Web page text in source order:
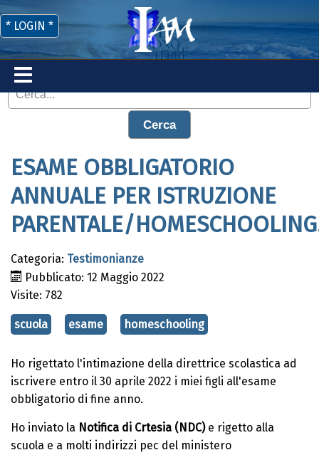
Cerca
* LOGIN *
ESAME OBBLIGATORIO
ANNUALE PER ISTRUZIONE
PARENTALE/
Categoria: Testimonianze
Pubblicato: 12 Maggio 2022
Visite: 782
scuola esame homeschooling
Ho rigettato l'intimazione della direttrice scolastica ad
iscrivere entro il 30 aprile 2022 i miei figli all'esame
obbligatorio di fine anno.
Ho inviato la Notifica di Crtesia (NDC)e rigetto alla
scuola e a molti indirizzi pec del ministero